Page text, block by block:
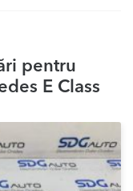
pentru
E Class